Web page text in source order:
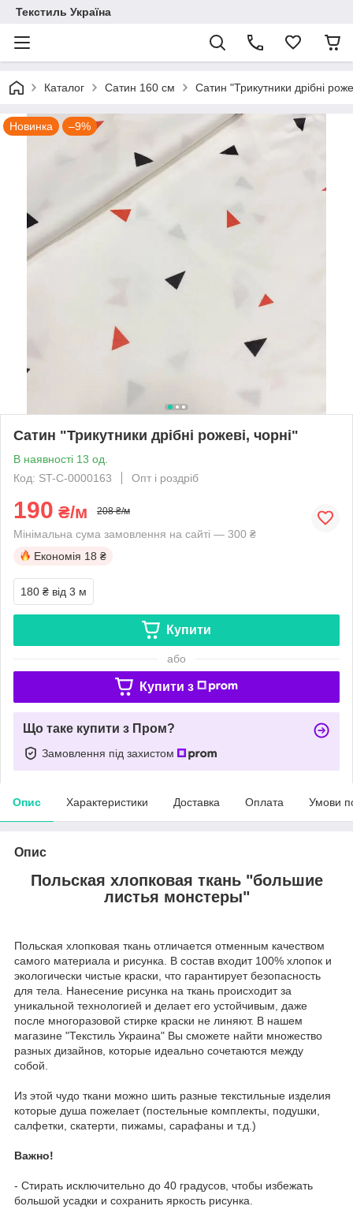
Текстиль Україна
Каталог Сатин 160 см Сатин "Трикутники дрібні
Новинка –9%
Сатин "Трикутники дрібні рожеві, чорні"
В наявності 13 од.
Код: ST-C-0000163
Опт і роздріб
190 ₴/м 208 ₴/м
Мінімальна сума замовлення на сайті — 300 ₴
Економія 18 ₴
180 ₴ від 3 м
Купити
або
Купити з
Що таке купити з Пром?
Замовлення під захистом
Опис Характеристики Доставка Оплата Умови
Опис
Польская хлопковая ткань "большие
листья монстеры"
Польская хлопковая ткань отличается отменным качеством
самого материала и рисунка. В состав входит 100% хлопок и
экологически чистые краски, что гарантирует безопасность
для тела. Нанесение рисунка на ткань происходит за
уникальной технологией и делает его устойчивым, даже
после многоразовой стирке краски не линяют. В нашем
магазине "Текстиль Украина" Вы сможете найти множество
разных дизайнов, которые идеально сочетаются между
собой.
Из этой чудо ткани можно шить разные текстильные изделия
которые душа пожелает (постельные комплекты, подушки,
салфетки, скатерти, пижамы, сарафаны и т.д.)
Важно!
- Стирать исключительно до 40 градусов, чтобы избежать
большой усадки и сохранить яркость рисунка.